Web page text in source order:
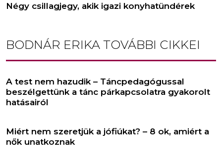
Négy csillagjegy, akik igazi konyhatündérek
BODNÁR ERIKA TOVÁBBI CIKKEI
A test nem hazudik – Táncpedagógussal
beszélgettünk a tánc párkapcsolatra gyakorolt
hatásairól
Miért nem szeretjük a jófiúkat? – 8 ok, amiért a
nők unatkoznak